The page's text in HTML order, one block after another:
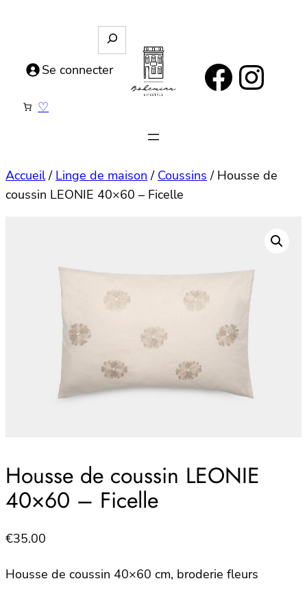
https://www.facebook.com/bohemianlifestyle.be Instagram
e
c
e
Se connecter
♡
Accueil/ Linge de maison / Coussins / Housse de
coussin LEONIE 40×60 – Ficelle
Housse de coussin LEONIE
40×60 – Ficelle
€35.00
Housse de coussin 40×60 cm, broderie fleurs